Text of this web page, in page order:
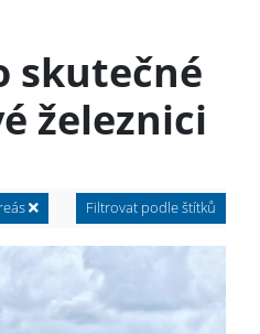
skutečné
železnici
Filtrovat podle štítků